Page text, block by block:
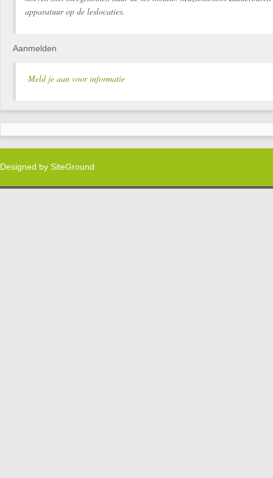
apparatuur op de leslocaties.
Aanmelden
Meld je aan voor informatie
Designed by SiteGround